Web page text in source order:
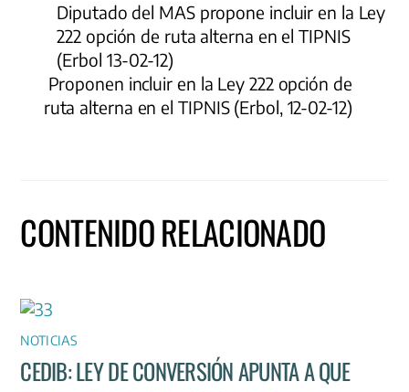
Diputado del MAS propone incluir en la Ley
222 opción de ruta alterna en el TIPNIS
(Erbol 13-02-12)
Proponen incluir en la Ley 222 opción de
ruta alterna en el TIPNIS (Erbol, 12-02-12)
CONTENIDO RELACIONADO
NOTICIAS
CEDIB: LEY DE CONVERSIÓN APUNTA A QUE